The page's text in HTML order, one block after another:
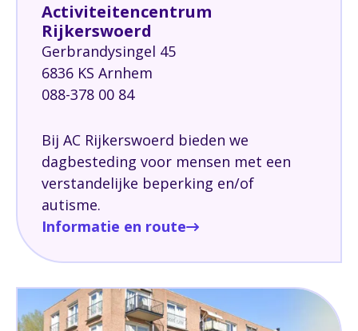
Activiteitencentrum
Rijkerswoerd
Gerbrandysingel 45
6836 KS Arnhem
088-378 00 84
Bij AC Rijkerswoerd bieden we
dagbesteding voor mensen met een
verstandelijke beperking en/of
autisme.
Informatie en route